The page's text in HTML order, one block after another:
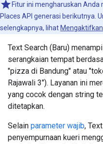
Fitur ini mengharuskan
Places API generasi berikutnya.
selengkapnya, lihat Mengaktifkan
Text Search (Baru)
serangkaian tempat
"pizza di Bandung" atau
Rajawali 3"). Layanan ini
yang cocok dengan string
ditetapkan.
Selain parameter wajib,
penyempurnaan kueri